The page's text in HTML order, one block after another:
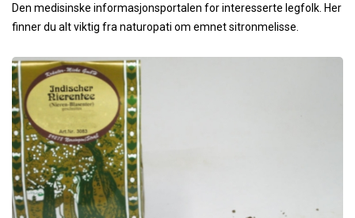
Den medisinske informasjonsportalen for interesserte legfolk. Her
finner du alt viktig fra naturopati om emnet sitronmelisse.